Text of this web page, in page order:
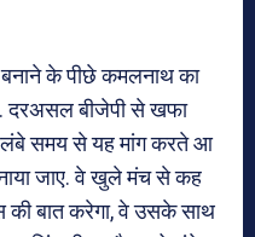
बनाने के पीछे कमलनाथ का
दरअसल बीजेपी से खफा
लंबे समय से यह मांग करते आ
जाए. वे खुले मंच से कह
की बात करेगा, वे उसके साथ